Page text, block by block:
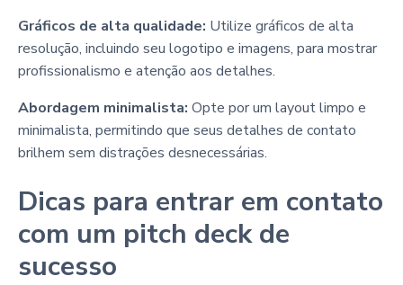
Gráficos de alta qualidade: Utilize gráficos de alta
resolução, incluindo seu logotipo e imagens, para mostrar
profissionalismo e atenção aos detalhes.
Abordagem minimalista: Opte por um layout limpo e
minimalista, permitindo que seus detalhes de contato
brilhem sem distrações desnecessárias.
Dicas para entrar em contato
com um pitch deck de
sucesso